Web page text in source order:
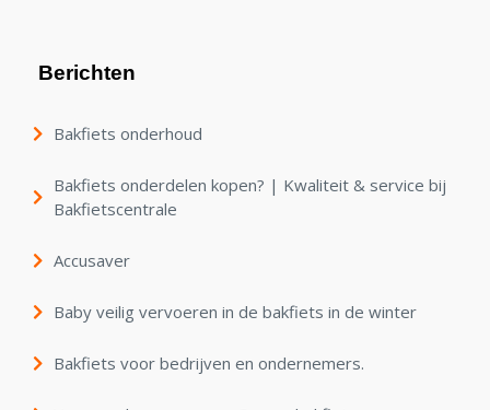
Berichten
Bakfiets onderhoud
Bakfiets onderdelen kopen? | Kwaliteit & service bij
Bakfietscentrale
Accusaver
Baby veilig vervoeren in de bakfiets in de winter
Bakfiets voor bedrijven en ondernemers.